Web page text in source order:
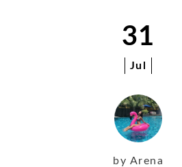
31
Jul
by Arena